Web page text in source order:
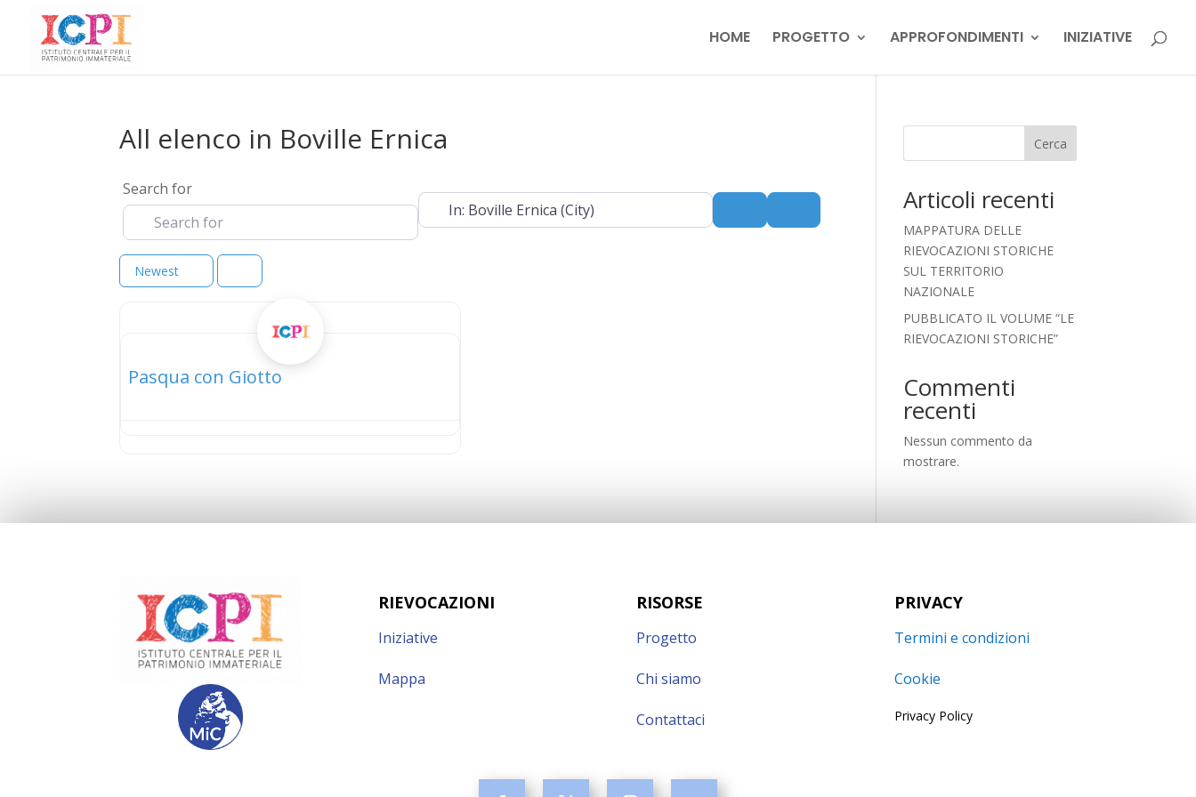
HOME PROGETTO APPROFONDIMENTI INIZIATIVE
All elenco in Boville Ernica
Search for
Near Advanced Filters
Newest
Pasqua con Giotto
Cerca
Articoli recenti
MAPPATURA DELLE
RIEVOCAZIONI STORICHE
SUL TERRITORIO
NAZIONALE
PUBBLICATO IL VOLUME “LE
RIEVOCAZIONI STORICHE”
Commenti
recenti
Nessun commento da
mostrare.
RIEVOCAZIONI
Iniziative
Mappa
RISORSE
Progetto
Chi siamo
Contattaci
PRIVACY
Termini e condizioni
Cookie
Privacy Policy